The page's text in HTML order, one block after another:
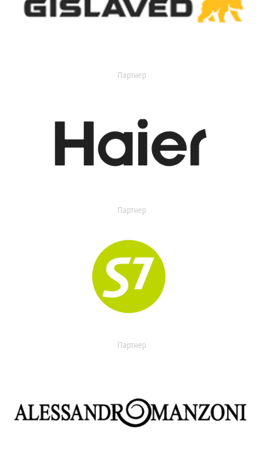
Партнер
Партнер
Партнер